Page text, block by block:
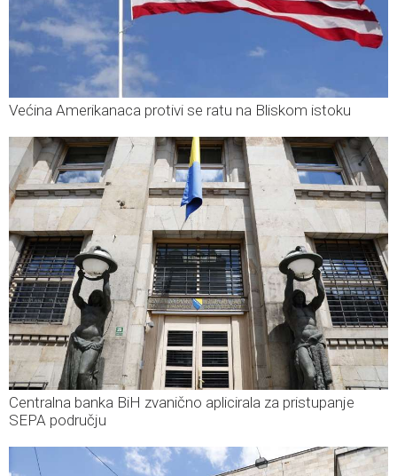
Većina Amerikanaca protivi se ratu na Bliskom istoku
Centralna banka BiH zvanično aplicirala za pristupanje
SEPA području